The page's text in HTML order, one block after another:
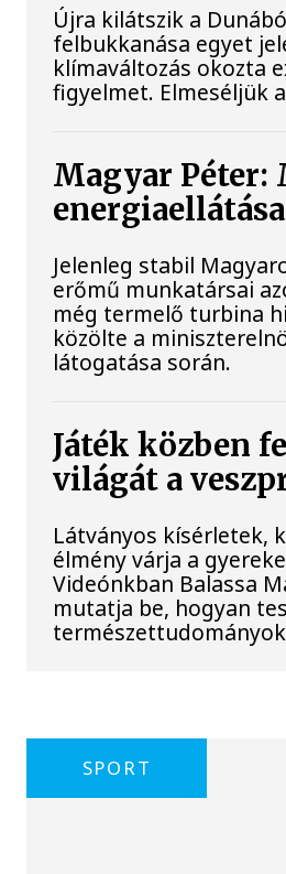
Újra kilátszik a
felbukkanása egyet
klímaváltozás okozta
figyelmet. Elmeséljük
Magyar Péter:
Jelenleg stabil
erőmű munkatársai
még termelő turbina
közölte a
látogatása során.
Játék közben
világát a
Látványos kísérletek,
élmény várja a
Videónkban Balassa
mutatja be, hogyan
SPORT